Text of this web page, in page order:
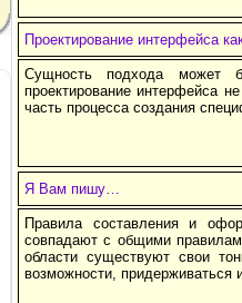
Проектирование интерфейса
Сущность подхода может
проектирование интерфейса
часть процесса создания
Я Вам пишу…
Правила составления и
совпадают с общими
области существуют свои
возможности, придерживаться